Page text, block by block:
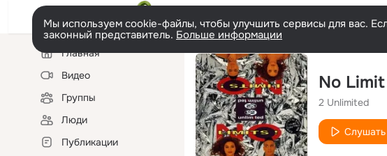
Мы используем cookie-файлы, чтобы улучшить сервисы для вас.
законный представитель. Больше информации
Левая
колонкаГлавная
Видео
Группы
Люди
Публикации
No
2 Unlimited
Слушать